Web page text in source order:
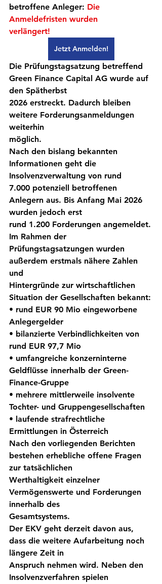
betroffene Anleger: Die
Anmeldefristen wurden
verlängert!
Jetzt Anmelden!
Die Prüfungstagsatzung betreffend
Green Finance Capital AG wurde auf
den Spätherbst
2026 erstreckt. Dadurch bleiben
weitere Forderungsanmeldungen
weiterhin
möglich.
Nach den bislang bekannten
Informationen geht die
Insolvenzverwaltung von rund
7.000 potenziell betroffenen
Anlegern aus. Bis Anfang Mai 2026
wurden jedoch erst
rund 1.200 Forderungen angemeldet.
Im Rahmen der
Prüfungstagsatzungen wurden
außerdem erstmals nähere Zahlen
und
Hintergründe zur wirtschaftlichen
Situation der Gesellschaften bekannt:
• rund EUR 90 Mio eingeworbene
Anlegergelder
• bilanzierte Verbindlichkeiten von
rund EUR 97,7 Mio
• umfangreiche konzerninterne
Geldflüsse innerhalb der Green-
Finance-Gruppe
• mehrere mittlerweile insolvente
Tochter- und Gruppengesellschaften
• laufende strafrechtliche
Ermittlungen in Österreich
Nach den vorliegenden Berichten
bestehen erhebliche offene Fragen
zur tatsächlichen
Werthaltigkeit einzelner
Vermögenswerte und Forderungen
innerhalb des
Gesamtsystems.
Der EKV geht derzeit davon aus,
dass die weitere Aufarbeitung noch
längere Zeit in
Anspruch nehmen wird. Neben den
Insolvenzverfahren spielen